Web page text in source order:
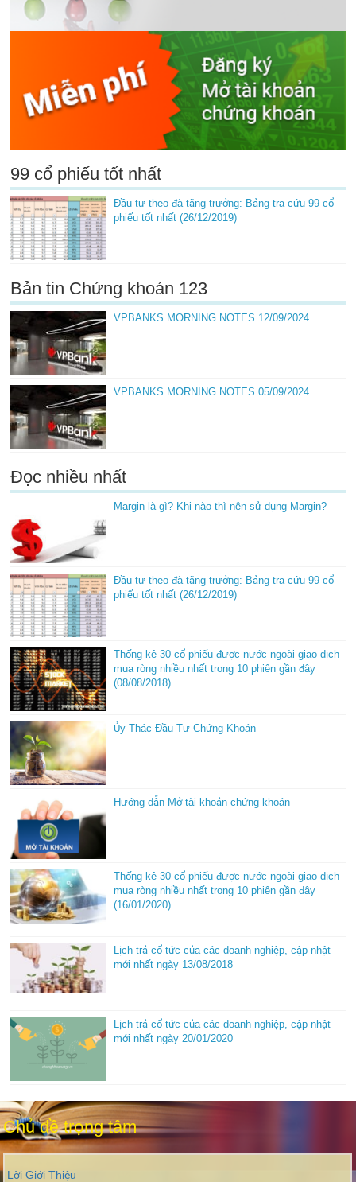
99 cổ phiếu tốt nhất
Đầu tư theo đà tăng trưởng: Bảng tra cứu 99 cổ
phiếu tốt nhất (26/12/2019)
Bản tin Chứng khoán 123
VPBANKS MORNING NOTES 12/09/2024
VPBANKS MORNING NOTES 05/09/2024
Đọc nhiều nhất
Margin là gì? Khi nào thì nên sử dụng Margin?
Đầu tư theo đà tăng trưởng: Bảng tra cứu 99 cổ
phiếu tốt nhất (26/12/2019)
Thống kê 30 cổ phiếu được nước ngoài giao dịch
mua ròng nhiều nhất trong 10 phiên gần đây
(08/08/2018)
Ủy Thác Đầu Tư Chứng Khoán
Hướng dẫn Mở tài khoản chứng khoán
Thống kê 30 cổ phiếu được nước ngoài giao dịch
mua ròng nhiều nhất trong 10 phiên gần đây
(16/01/2020)
Lịch trả cổ tức của các doanh nghiệp, cập nhật
mới nhất ngày 13/08/2018
Lịch trả cổ tức của các doanh nghiệp, cập nhật
mới nhất ngày 20/01/2020
Chủ đề trọng tâm
Lời Giới Thiệu